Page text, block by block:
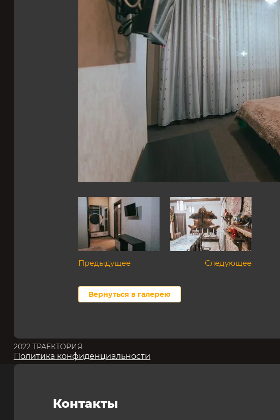
Предыдущее Следующее
Вернуться в галерею
2022 ТРАЕКТОРИЯ
Политика конфиденциальности
Контакты